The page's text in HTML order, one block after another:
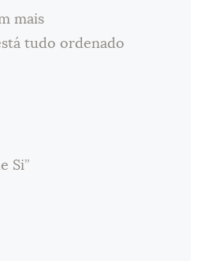
mais
tudo ordenado
Si”